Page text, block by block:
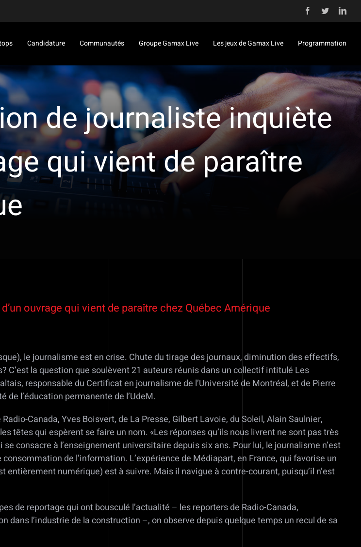
Facebook
Twitter
Candidature Communautés Groupe Gamax Live Les jeux de Gamax Live Programmation
de journaliste inquiète
qui vient de paraître
ouvrage qui vient de paraître chez Québec Amérique
le journalisme est en crise. Chute du tirage des journaux, diminution des effectifs,
la question que soulèvent 21 auteurs réunis dans un collectif intitulé Les
responsable du Certificat en journalisme de l’Université de Montréal, et de Pierre
de l’éducation permanente de l’UdeM.
Canada, Yves Boisvert, de La Presse, Gilbert Lavoie, du Soleil, Alain Saulnier,
têtes qui espèrent se faire un nom. «Les réponses qu’ils nous livrent ne sont pas très
consacre à l’enseignement universitaire depuis six ans. Pour lui, le journalisme n’est
de l’information. L’expérience de Médiapart, en France, qui favorise un
numérique) est à suivre. Mais il navigue à contre-courant, puisqu’il n’est
de reportage qui ont bousculé l’actualité – les reporters de Radio-Canada,
dans l’industrie de la construction –, on observe depuis quelque temps un recul de sa